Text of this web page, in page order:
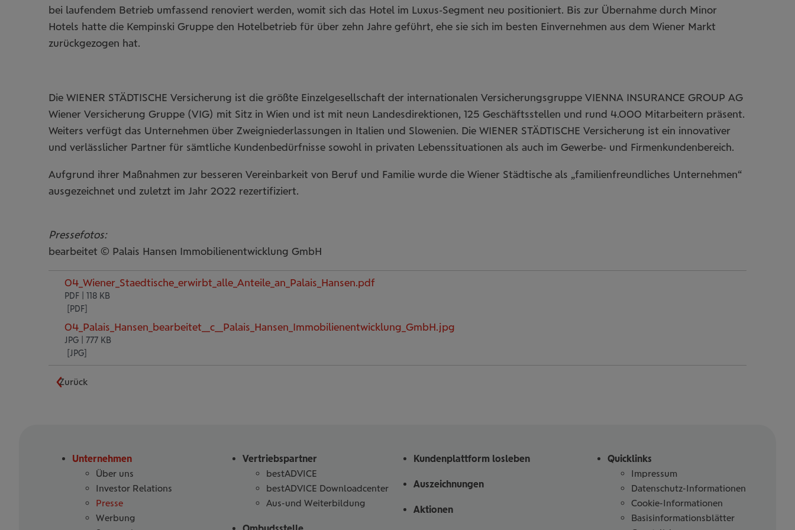
bei laufendem Betrieb umfassend renoviert werden, womit sich das Hotel im Luxus-Segment neu positioniert. Bis zur Übernahme durch Minor
Hotels hatte die Kempinski Gruppe den Hotelbetrieb für über zehn Jahre geführt, ehe sie sich im besten Einvernehmen aus dem Wiener Markt
zurückgezogen hat.
Die WIENER STÄDTISCHE Versicherung ist die größte Einzelgesellschaft der internationalen Versicherungsgruppe VIENNA INSURANCE GROUP AG
Wiener Versicherung Gruppe (VIG) mit Sitz in Wien und ist mit neun Landesdirektionen, 125 Geschäftsstellen und rund 4.000 Mitarbeitern präsent.
Weiters verfügt das Unternehmen über Zweigniederlassungen in Italien und Slowenien. Die WIENER STÄDTISCHE Versicherung ist ein innovativer
und verlässlicher Partner für sämtliche Kundenbedürfnisse sowohl in privaten Lebenssituationen als auch im Gewerbe- und Firmenkundenbereich.
Aufgrund ihrer Maßnahmen zur besseren Vereinbarkeit von Beruf und Familie wurde die Wiener Städtische als „familienfreundliches Unternehmen“
ausgezeichnet und zuletzt im Jahr 2022 rezertifiziert.
Pressefotos:
bearbeitet © Palais Hansen Immobilienentwicklung GmbH
04_Wiener_Staedtische_erwirbt_alle_Anteile_an_Palais_Hansen.pdf
PDF | 118 KB
04_Palais_Hansen_bearbeitet__c__Palais_Hansen_Immobilienentwicklung_GmbH.jpg
JPG | 777 KB
Zurück
Unternehmen
Über uns
Investor Relations
Presse
Werbung
Vertriebspartner
bestADVICE
bestADVICE Downloadcenter
Aus-und Weiterbildung
Kundenplattform losleben
Auszeichnungen
Aktionen
Quicklinks
Impressum
Datenschutz-Informationen
Cookie-Informationen
Basisinformationsblätter